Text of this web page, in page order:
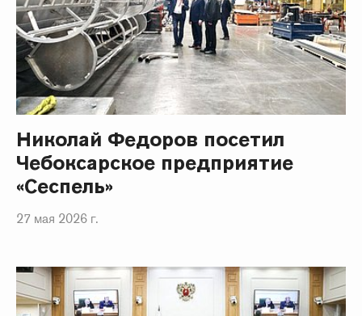
Николай Федоров посетил
Чебоксарское предприятие
«Сеспель»
27 мая 2026 г.